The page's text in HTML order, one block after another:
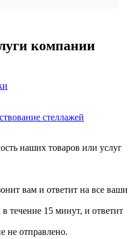
компании
стеллажей
наших товаров или услуг
вам и ответит на все ваши
течение 15 минут, и ответит
не отправлено.